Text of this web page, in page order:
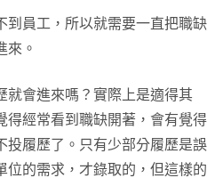
到員工，所以就需要一直把職缺
來。
就會進來嗎？實際上是適得其
得經常看到職缺開著，會有覺得
投履歷了。只有少部分履歷是誤
位的需求，才錄取的，但這樣的